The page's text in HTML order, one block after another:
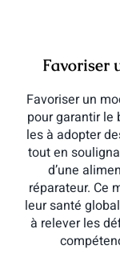
Favoriser
Favoriser un
pour garantir le
les à adopter
tout en
d’une
réparateur. Ce
leur santé
à relever les